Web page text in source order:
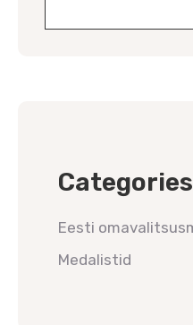
Categories
Eesti
Medalistid